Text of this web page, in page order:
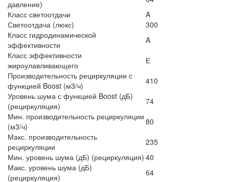
давление)
Класс светоотдачи
A
Светоотдача (люкс)
300
Класс гидродинамической
эффективности
A
Класс эффективности
жироулавливающего
Е
Производительность рециркуляции с
функцией Boost (м3/ч)
410
Уровень шума с функцией Boost (дБ)
(рециркуляция)
74
Мин. производительность рециркуляции
(м3/ч)
80
Макс. производительность
рециркуляции
235
Мин. уровень шума (дБ) (рециркуляция) 40
Макс. уровень шума (дБ)
(рециркуляция)
64